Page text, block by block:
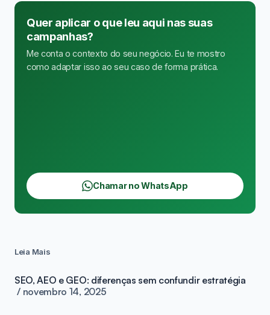
Quer aplicar o que leu aqui nas suas
campanhas?
Me conta o contexto do seu negócio. Eu te mostro
como adaptar isso ao seu caso de forma prática.
Chamar no WhatsApp
Leia Mais
SEO, AEO e GEO: diferenças sem confundir estratégia
novembro 14, 2025